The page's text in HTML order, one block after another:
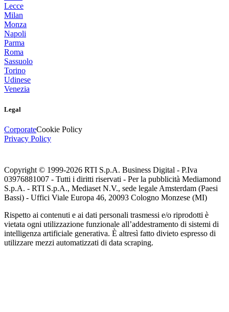
Lecce
Milan
Monza
Napoli
Parma
Roma
Sassuolo
Torino
Udinese
Venezia
Legal
CorporateCookie Policy
Privacy Policy
Copyright © 1999-2026 RTI S.p.A. Business Digital - P.Iva
03976881007 - Tutti i diritti riservati - Per la pubblicità Mediamond
S.p.A. - RTI S.p.A., Mediaset N.V., sede legale Amsterdam (Paesi
Bassi) - Uffici Viale Europa 46, 20093 Cologno Monzese (MI)
Rispetto ai contenuti e ai dati personali trasmessi e/o riprodotti è
vietata ogni utilizzazione funzionale all’addestramento di sistemi di
intelligenza artificiale generativa. È altresì fatto divieto espresso di
utilizzare mezzi automatizzati di data scraping.